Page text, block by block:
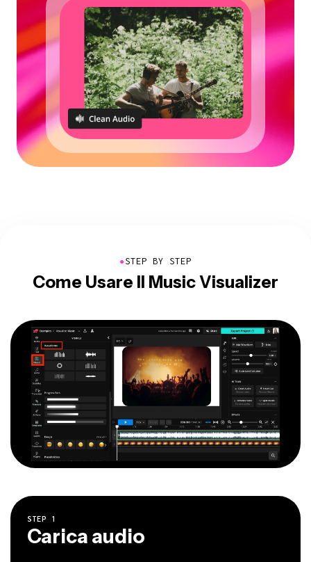
●STEP BY STEP
Come Usare Il Music Visualizer
STEP 1
Carica audio